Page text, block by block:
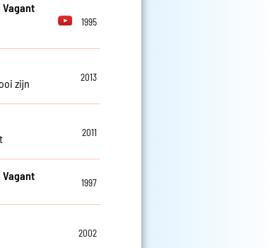
Vagant
1995
zijn
2013
2011
Vagant
1997
2002